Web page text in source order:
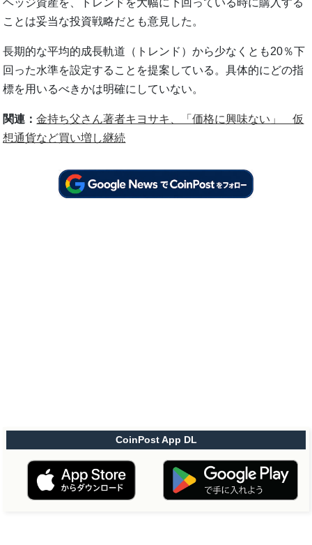
ことは妥当な投資戦略だとも意見した。
長期的な平均的成長軌道（トレンド）から少なくとも20％下
回った水準を設定することを提案している。具体的にどの指
標を用いるべきかは明確にしていない。
関連：金持ち父さん著者キヨサキ、「価格に興味ない」 仮
想通貨など買い増し継続
CoinPost App DL